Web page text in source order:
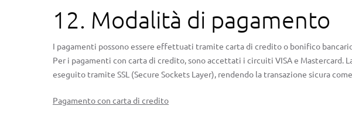
12. Modalità di pagamento
I pagamenti possono essere effettuati tramite carta di credito o bonifico
Per i pagamenti con carta di credito, sono accettati i circuiti VISA e
eseguito tramite SSL (Secure Sockets Layer), rendendo la transazione sicura
Pagamento con carta di credito